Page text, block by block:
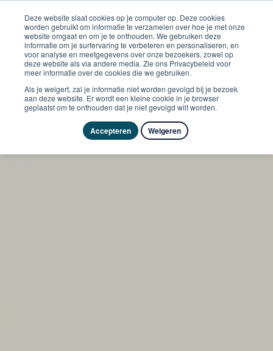
Deze website slaat cookies op je computer op. Deze cookies
worden gebruikt om informatie te verzamelen over hoe je met onze
website omgaat en om je te onthouden. We gebruiken deze
informatie om je surfervaring te verbeteren en personaliseren, en
voor analyse en meetgegevens over onze bezoekers, zowel op
deze website als via andere media. Zie ons Privacybeleid voor
meer informatie over de cookies die we gebruiken.
Als je weigert, zal je informatie niet worden gevolgd bij je bezoek
aan deze website. Er wordt een kleine cookie in je browser
geplaatst om te onthouden dat je niet gevolgd wilt worden.
Accepteren Weigeren